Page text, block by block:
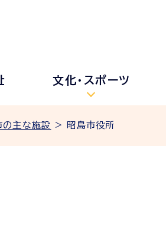
文化・スポーツ
の主な施設 > 昭島市役所